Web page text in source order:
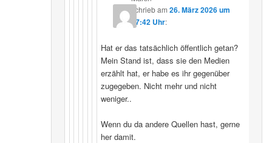
schriebam26. März 2026 um
07:42 Uhr:
Hat er das tatsächlich öffentlich getan?
Mein Stand ist, dass sie den Medien
erzählt hat, er habe es ihr gegenüber
zugegeben. Nicht mehr und nicht
weniger..
Wenn du da andere Quellen hast, gerne
her damit.